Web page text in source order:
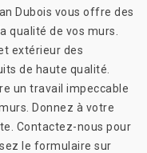
Dubois vous offre des
qualité de vos murs.
extérieur des
de haute qualité.
un travail impeccable
Donnez à votre
Contactez-nous pour
le formulaire sur